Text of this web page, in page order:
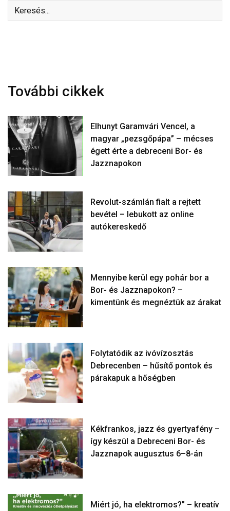
További cikkek
Elhunyt Garamvári Vencel, a
magyar „pezsgőpápa” – mécses
égett érte a debreceni Bor- és
Jazznapokon
Revolut-számlán fialt a rejtett
bevétel – lebukott az online
autókereskedő
Mennyibe kerül egy pohár bor a
Bor- és Jazznapokon? –
kimentünk és megnéztük az árakat
Folytatódik az ivóvízosztás
Debrecenben – hűsítő pontok és
párakapuk a hőségben
Kékfrankos, jazz és gyertyafény –
így készül a Debreceni Bor- és
Jazznapok augusztus 6–8-án
Miért jó, ha elektromos?” – kreatív